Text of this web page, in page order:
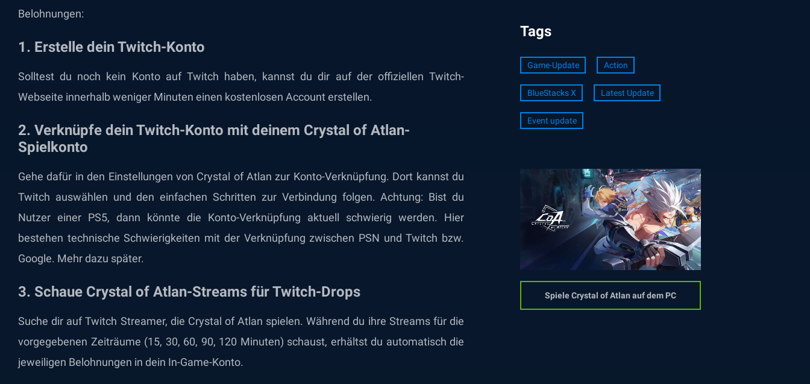
Belohnungen:
1. Erstelle dein Twitch-Konto
Solltest du noch kein Konto auf Twitch haben, kannst du dir auf der offiziellen Twitch-
Webseite innerhalb weniger Minuten einen kostenlosen Account erstellen.
2. Verknüpfe dein Twitch-Konto mit deinem Crystal of Atlan-
Spielkonto
Gehe dafür in den Einstellungen von Crystal of Atlan zur Konto-Verknüpfung. Dort kannst du
Twitch auswählen und den einfachen Schritten zur Verbindung folgen. Achtung: Bist du
Nutzer einer PS5, dann könnte die Konto-Verknüpfung aktuell schwierig werden. Hier
bestehen technische Schwierigkeiten mit der Verknüpfung zwischen PSN und Twitch bzw.
Google. Mehr dazu später.
3. Schaue Crystal of Atlan-Streams für Twitch-Drops
Suche dir auf Twitch Streamer, die Crystal of Atlan spielen. Während du ihre Streams für die
vorgegebenen Zeiträume (15, 30, 60, 90, 120 Minuten) schaust, erhältst du automatisch die
jeweiligen Belohnungen in dein In-Game-Konto.
Tags
Game-Update Action
BlueStacks X Latest Update
Event update
Spiele Crystal of Atlan auf dem PC